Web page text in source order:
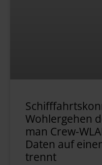
Wohlergehen
man Crew-
Daten auf
trennt